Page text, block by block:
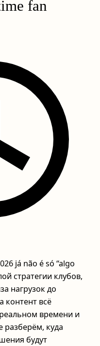
fan
já não é só “algo
стратегии клубов,
нагрузок до
контент всё
времени и
разберём, куда
будут